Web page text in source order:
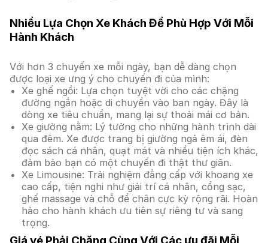
Nhiều Lựa Chọn Xe Khách Để Phù Hợp Với Mỗi
Hành Khách
Với hơn 3 chuyến xe mỗi ngày, bạn dễ dàng chọn
được loại xe ưng ý cho chuyến đi của mình:
Xe ghế ngồi: Lựa chọn tuyệt vời cho các chặng
đường ngắn hoặc di chuyển vào ban ngày. Đây là
dòng xe tiêu chuẩn, mang lại sự thoải mái cơ bản.
Xe giường nằm: Lý tưởng cho những hành trình dài
qua đêm. Xe được trang bị giường ngả êm ái, đèn
đọc sách cá nhân, quạt mát và nhiều tiện ích khác,
đảm bảo bạn có một chuyến đi thật thư giãn.
Xe Limousine: Trải nghiệm đẳng cấp với khoang xe
cao cấp, tiện nghi như giải trí cá nhân, cổng sạc,
ghế massage và chỗ để chân cực kỳ rộng rãi. Hoàn
hảo cho hành khách ưu tiên sự riêng tư và sang
trọng.